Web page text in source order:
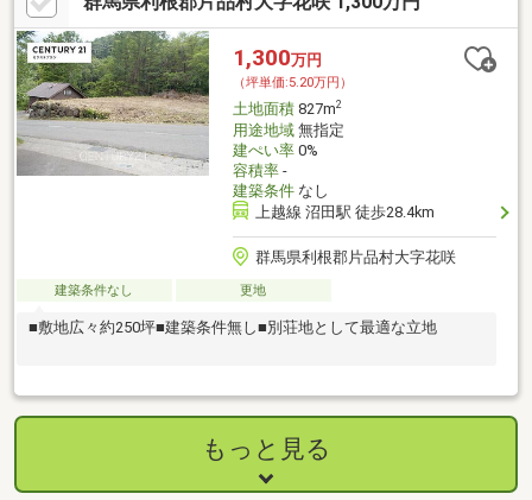
1,300万円
（坪単価:5.20万円）
土地面積827m2
用途地域無指定
建ぺい率0%
容積率-
建築条件なし
上越線 沼田駅 徒歩28.4km
群馬県利根郡片品村大字花咲
建築条件なし 更地
■敷地広々約250坪■建築条件無し■別荘地として最適な立地
もっと見る